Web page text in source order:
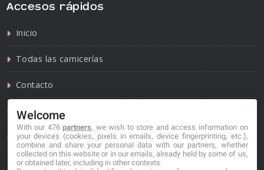
Accesos rápidos
Inicio
Todas las carnicerías
Contacto
Política de cookies
Política de privacidad
Welcome
With our 476partners, we wish to store and access information on
your devices (cookies, pixels in emails, device fingerprinting, etc.),
combine and share your personal data with our partners, whether
collected on this website or in our emails, already held by some of us,
or obtained later, including in other contexts.